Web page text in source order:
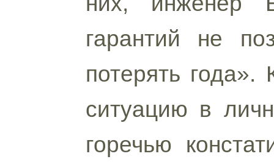
гарантий не
потерять
ситуацию в
горечью